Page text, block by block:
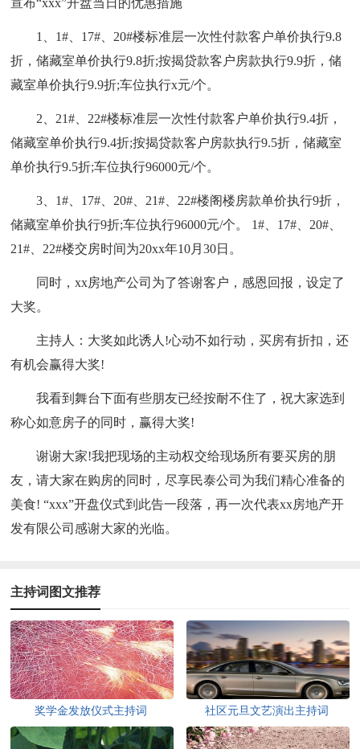
宣布“xxx”开盘当日的优惠措施
1、1#、17#、20#楼标准层一次性付款客户单价执行9.8
折，储藏室单价执行9.8折;按揭贷款客户房款执行9.9折，储
藏室单价执行9.9折;车位执行x元/个。
2、21#、22#楼标准层一次性付款客户单价执行9.4折，
储藏室单价执行9.4折;按揭贷款客户房款执行9.5折，储藏室
单价执行9.5折;车位执行96000元/个。
3、1#、17#、20#、21#、22#楼阁楼房款单价执行9折，
储藏室单价执行9折;车位执行96000元/个。 1#、17#、20#、
21#、22#楼交房时间为20xx年10月30日。
同时，xx房地产公司为了答谢客户，感恩回报，设定了
大奖。
主持人：大奖如此诱人!心动不如行动，买房有折扣，还
有机会赢得大奖!
我看到舞台下面有些朋友已经按耐不住了，祝大家选到
称心如意房子的同时，赢得大奖!
谢谢大家!我把现场的主动权交给现场所有要买房的朋
友，请大家在购房的同时，尽享民泰公司为我们精心准备的
美食! “xxx”开盘仪式到此告一段落，再一次代表xx房地产开
发有限公司感谢大家的光临。
主持词图文推荐
奖学金发放仪式主持词 社区元旦文艺演出主持词